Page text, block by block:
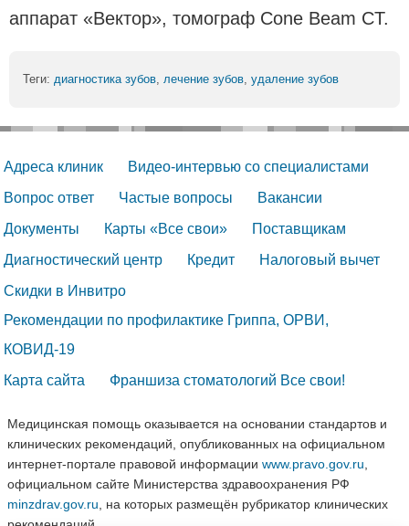
аппарат «Вектор», томограф Cone Beam CT.
Теги: диагностика зубов, лечение зубов, удаление зубов
Адреса клиник
Видео-интервью со специалистами
Вопрос ответ
Частые вопросы
Вакансии
Документы
Карты «Все свои»
Поставщикам
Диагностический центр
Кредит
Налоговый вычет
Скидки в Инвитро
Рекомендации по профилактике Гриппа, ОРВИ,
КОВИД-19
Карта сайта
Франшиза стоматологий Все свои!
Медицинская помощь оказывается на основании стандартов и
клинических рекомендаций, опубликованных на официальном
интернет-портале правовой информации www.pravo.gov.ru
официальном сайте Министерства здравоохранения РФ
minzdrav.gov.ru , на которых размещён рубрикатор клинических